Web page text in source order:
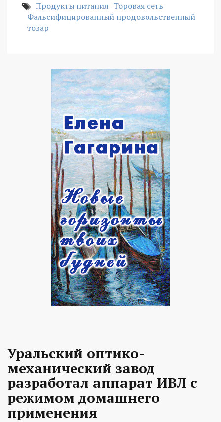
Продукты питания Торовая сеть
Фальсифицированный продовольственный
товар
Уральский оптико-
механический завод
разработал аппарат ИВЛ с
режимом домашнего
применения